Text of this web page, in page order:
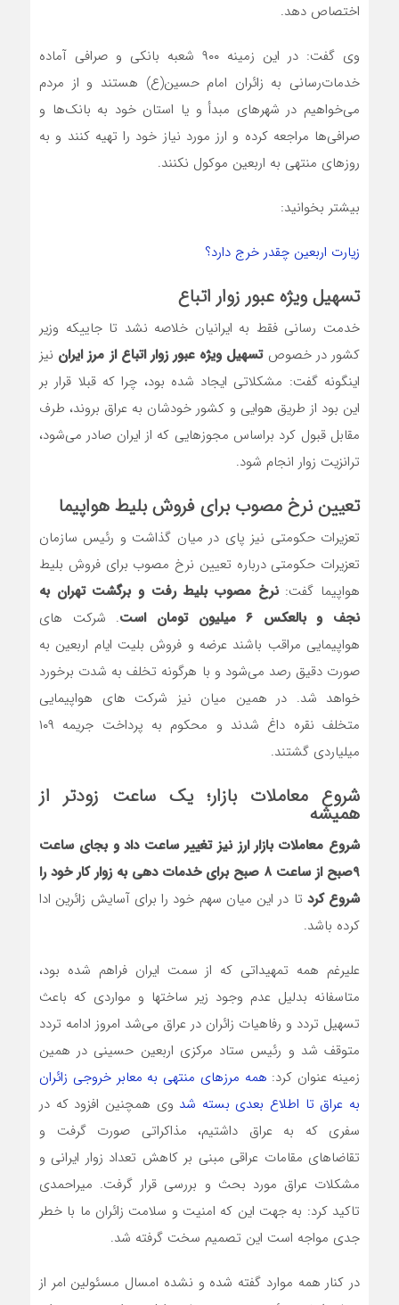
اختصاص دهد.
وی گفت:‌ در این زمینه ۹۰۰ شعبه بانکی و صرافی آماده
خدمات‌رسانی به زائران امام حسین(ع) هستند و از مردم
می‌خواهیم در شهرهای مبدأ و یا استان خود به بانک‌ها و
صرافی‌ها مراجعه کرده و ارز مورد نیاز خود را‌‌‌‌‌‌‌‌‌‌‌‌‌‌‌‌‌‌‌‌‌‌‌‌‌‌‌ تهیه کنند و به
روزهای منتهی به اربعین موکول نکنند.
بیشتر بخوانید:
زیارت اربعین چقدر خرج دارد؟
تسهیل ویژه عبور زوار اتباع
خدمت رسانی فقط به ایرانیان خلاصه نشد تا جاییکه وزیر
کشور در خصوصتسهیل ویژه عبور زوار اتباع از مرز ایران نیز
اینگونه گفت: مشکلاتی ایجاد شده بود، چرا که قبلا قرار بر
این بود از طریق هوایی و کشور خودشان به عراق بروند، طرف
مقابل قبول کرد براساس مجوزهایی که از ایران صادر می‌شود،
ترانزیت زوار انجام شود.
تعیین نرخ مصوب برای فروش بلیط هواپیما
تعزیرات حکومتی نیز پای در میان گذاشت و رئیس سازمان
تعزیرات حکومتی درباره تعیین نرخ مصوب برای فروش بلیط
هواپیما گفت:نرخ مصوب بلیط رفت و برگشت تهران به
نجف و بالعکس ۶ میلیون تومان است
. شرکت های
هواپیمایی مراقب باشند عرضه و فروش بلیت ایام اربعین به
صورت دقیق رصد می‌شود و با هرگونه تخلف به شدت برخورد
خواهد شد. در همین میان نیز شرکت های هواپیمایی
متخلف نقره داغ شدند و محکوم به پرداخت جریمه ۱۰۹
میلیاردی گشتند.
شروع معاملات بازار؛ یک ساعت زودتر از
همیشه
شروع معاملات بازار ارز نیز تغییر ساعت داد و بجای ساعت
۹صبح از ساعت ۸ صبح برای خدمات دهی به زوار کار خود را
شروع کرد تا در این میان سهم خود را برای آسایش زائرین ادا
کرده باشد.
علیرغم همه تمهیداتی که از سمت ایران فراهم شده بود،
متاسفانه بدلیل عدم وجود زیر ساختها و مواردی که باعث
تسهیل تردد و رفاهیات زائران در عراق می‌شد امروز ادامه تردد
متوقف شد و رئیس ستاد مرکزی اربعین حسینی در همین
زمینه عنوان کرد: همه مرز‌های منتهی به معابر خروجی زائران
به عراق تا اطلاع بعدی بسته شد وی همچنین افزود که در
سفری که به عراق داشتیم، مذاکراتی صورت گرفت و
تقاضا‌های مقامات عراقی مبنی بر کاهش تعداد زوار ایرانی و
مشکلات عراق مورد بحث و بررسی قرار گرفت. میراحمدی
تاکید کرد: به جهت این که امنیت و سلامت زائران ما با خطر
جدی مواجه است این تصمیم سخت گرفته شد.
در کنار همه موارد گفته شده و نشده امسال مسئولین امر از